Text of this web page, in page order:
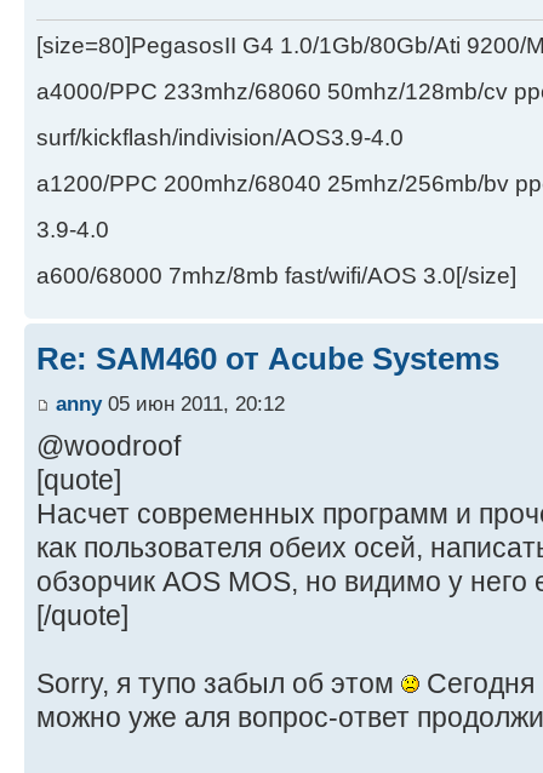
[size=80]PegasosII G4 1.0/1Gb/80Gb/Ati 9200/
a4000/PPC 233mhz/68060 50mhz/128mb/cv
surf/kickflash/indivision/AOS3.9-4.0
a1200/PPC 200mhz/68040 25mhz/256mb/bv
3.9-4.0
a600/68000 7mhz/8mb fast/wifi/AOS 3.0[/size]
Re: SAM460 от Acube Systems
anny05 июн 2011, 20:12
@woodroof
[quote]
Насчет современных программ и
как пользователя обеих осей,
обзорчик AOS MOS, но видимо у
[/quote]
Sorry, я тупо забыл об этом
можно уже аля вопрос-ответ